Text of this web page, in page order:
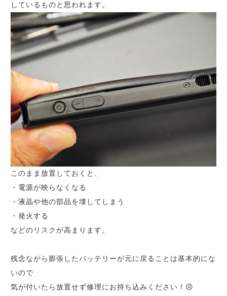
しているものと思われます。
このまま放置しておくと、
・電源が映らなくなる
・液晶や他の部品を壊してしまう
・発火する
などのリスクが高まります。
残念ながら膨張したバッテリーが元に戻ることは基本的にな
いので
気が付いたら放置せず修理にお持ち込みください！😣